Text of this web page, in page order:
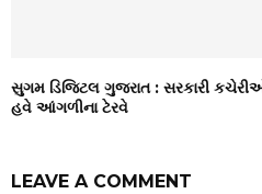
સુગમ ડિજિટલ ગુજરાત : સરકારી
હવે આંગળીના ટેરવે
LEAVE A COMMENT